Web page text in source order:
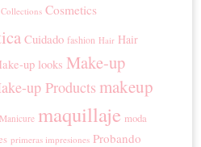
Collections Cosmetics
Cuidado fashion Hair Hair
up looks Make-up
up Products makeup
Manicure maquillaje moda
primeras impresiones Probando